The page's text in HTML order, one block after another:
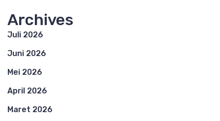
Archives
Juli 2026
Juni 2026
Mei 2026
April 2026
Maret 2026